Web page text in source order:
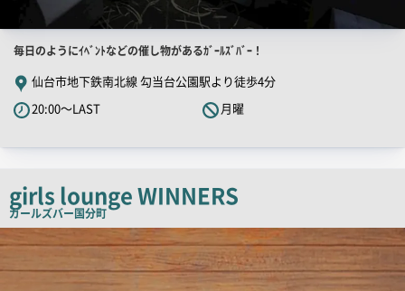
店
舗
PR
キ
コ
ピ
ー
毎日のようにｲﾍﾞﾝﾄなどの催し物があるｶﾞｰﾙｽﾞﾊﾞｰ！
仙台市地下鉄南北線 勾当台公園駅より徒歩4分
20:00～LAST
月曜
girls lounge WINNERS
ガールズバー国分町
舗
画